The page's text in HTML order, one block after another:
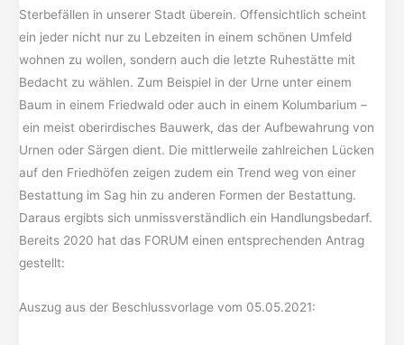
Sterbefällen in unserer Stadt überein. Offensichtlich scheint
ein jeder nicht nur zu Lebzeiten in einem schönen Umfeld
wohnen zu wollen, sondern auch die letzte Ruhestätte mit
Bedacht zu wählen. Zum Beispiel in der Urne unter einem
Baum in einem Friedwald oder auch in einem Kolumbarium –
ein meist oberirdisches Bauwerk, das der Aufbewahrung von
Urnen oder Särgen dient. Die mittlerweile zahlreichen Lücken
auf den Friedhöfen zeigen zudem ein Trend weg von einer
Bestattung im Sag hin zu anderen Formen der Bestattung.
Daraus ergibts sich unmissverständlich ein Handlungsbedarf.
Bereits 2020 hat das FORUM einen entsprechenden Antrag
gestellt:
Auszug aus der Beschlussvorlage vom 05.05.2021: